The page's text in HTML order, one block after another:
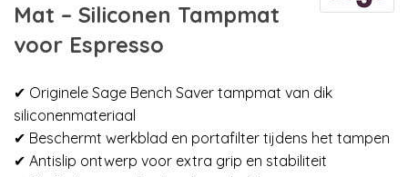
Mat – Siliconen Tampmat
voor Espresso
✔ Originele Sage Bench Saver tampmat van dik
siliconenmateriaal
✔ Beschermt werkblad en portafilter tijdens het tampen
✔ Antislip ontwerp voor extra grip en stabiliteit